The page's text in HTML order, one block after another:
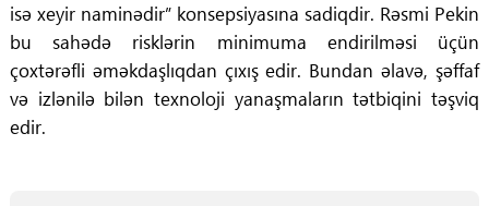
isə xeyir naminədir” konsepsiyasına sadiqdir. Rəsmi Pekin
bu sahədə risklərin minimuma endirilməsi üçün
çoxtərəfli əməkdaşlıqdan çıxış edir. Bundan əlavə, şəffaf
və izlənilə bilən texnoloji yanaşmaların tətbiqini təşviq
edir.